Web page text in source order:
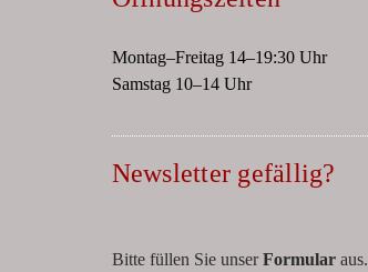
Montag–Freitag 14–19:30 Uhr
Samstag 10–14 Uhr
Newsletter gefällig?
Bitte füllen Sie unserFormularaus.